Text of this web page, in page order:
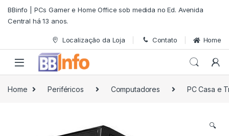
Skip to navigation
Skip to content
BBinfo | PCs Gamer e Home Office sob medida no Ed. Avenida
Central há 13 anos.
Localização da Loja Contato Home
Home Periféricos Computadores PC Casa e
🔍